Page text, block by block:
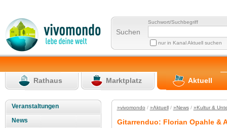
Suchen
Suchwort/Suchbegriff
nur in Kanal Aktuell suchen
Rathaus Marktplatz Aktuell
Veranstaltungen
News
»vivomondo / »Aktuell/ »News/ »Kultur &
Gitarrenduo: Florian Opahle &